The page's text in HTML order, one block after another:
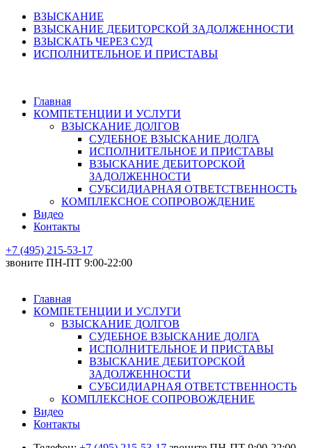
ВЗЫСКАНИЕ
ВЗЫСКАНИЕ ДЕБИТОРСКОЙ ЗАДОЛЖЕННОСТИ
ВЗЫСКАТЬ ЧЕРЕЗ СУД
ИСПОЛНИТЕЛЬНОЕ И ПРИСТАВЫ
Главная
КОМПЕТЕНЦИИ И УСЛУГИ
ВЗЫСКАНИЕ ДОЛГОВ
СУДЕБНОЕ ВЗЫСКАНИЕ ДОЛГА
ИСПОЛНИТЕЛЬНОЕ И ПРИСТАВЫ
ВЗЫСКАНИЕ ДЕБИТОРСКОЙ
ЗАДОЛЖЕННОСТИ
СУБСИДИАРНАЯ ОТВЕТСТВЕННОСТЬ
КОМПЛЕКСНОЕ СОПРОВОЖДЕНИЕ
Видео
Контакты
+7 (495) 215-53-17
звоните ПН-ПТ 9:00-22:00
Главная
КОМПЕТЕНЦИИ И УСЛУГИ
ВЗЫСКАНИЕ ДОЛГОВ
СУДЕБНОЕ ВЗЫСКАНИЕ ДОЛГА
ИСПОЛНИТЕЛЬНОЕ И ПРИСТАВЫ
ВЗЫСКАНИЕ ДЕБИТОРСКОЙ
ЗАДОЛЖЕННОСТИ
СУБСИДИАРНАЯ ОТВЕТСТВЕННОСТЬ
КОМПЛЕКСНОЕ СОПРОВОЖДЕНИЕ
Видео
Контакты